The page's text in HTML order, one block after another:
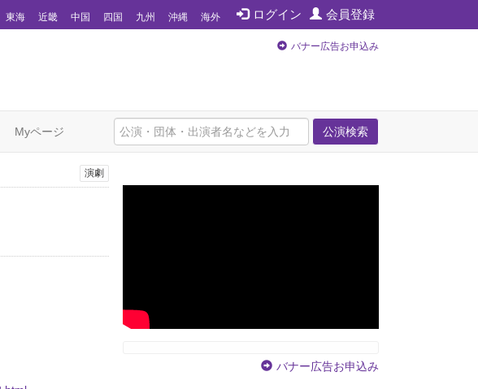
ログイン 会員登録
東海 近畿 中国 四国 九州 沖縄 海外
バナー広告お申込み
公演検索
Myページ
演劇
バナー広告お申込み